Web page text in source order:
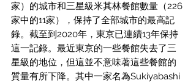
家）的城市和三星級米其林餐館數量（226
家中的11家），保持了全部城市的最高記
錄。截至到2020年，東京已連續13年保持
這一記錄。最近東京的一些餐館失去了三
星級的地位，但這並不意味著這些餐館的
質量有所下降。其中一家名為Sukiyabashi